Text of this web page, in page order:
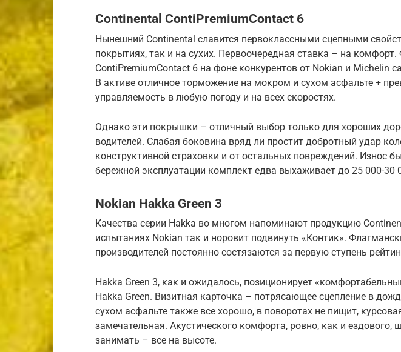
Continental ContiPremiumContact 6
Нынешний Continental славится первоклассными сцепными
покрытиях, так и на сухих. Первоочередная ставка – на
ContiPremiumContact 6 на фоне конкурентов от Nokian и Michelin
В активе отличное торможение на мокром и сухом асфальте +
управляемость в любую погоду и на всех скоростях.
Однако эти покрышки – отличный выбор только для хороших
водителей. Слабая боковина вряд ли простит добротный удар
конструктивной страховки и от остальных повреждений. Износ
бережной эксплуатации комплект едва выхаживает до 25 000-30
Nokian Hakka Green 3
Качества серии Hakka во многом напоминают продукцию
испытаниях Nokian так и норовит подвинуть «Контик».
производителей постоянно состязаются за первую ступень
Hakka Green 3, как и ожидалось, позиционирует
Hakka Green. Визитная карточка – потрясающее сцепление в
сухом асфальте также все хорошо, в поворотах не пищит,
замечательная. Акустического комфорта, ровно, как и ездового,
занимать – все на высоте.